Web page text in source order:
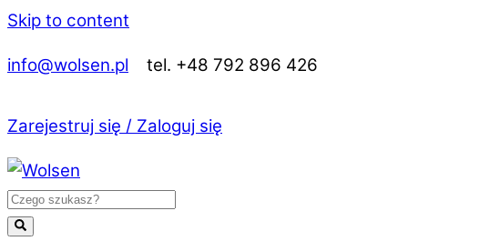
Skip to content
info@wolsen.pl tel. +48 792 896 426
Zarejestruj się / Zaloguj się